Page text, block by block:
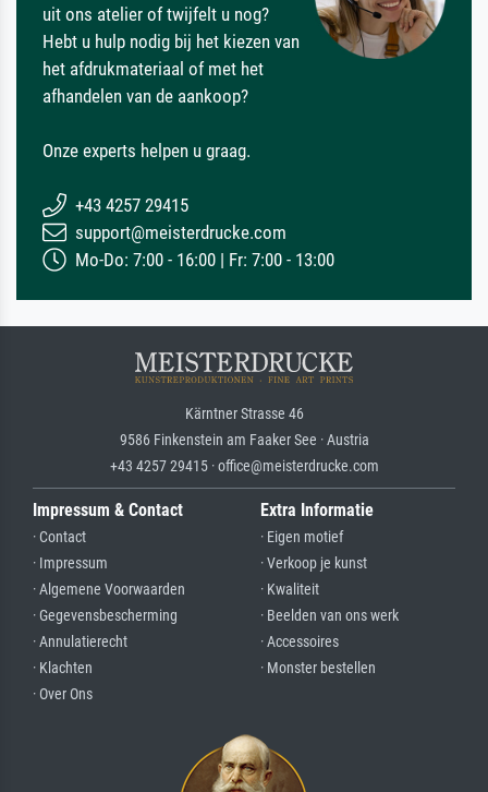
uit ons atelier of twijfelt u nog?
Hebt u hulp nodig bij het kiezen van
het afdrukmateriaal of met het
afhandelen van de aankoop?
Onze experts helpen u graag.
+43 4257 29415
support@meisterdrucke.com
Mo-Do: 7:00 - 16:00 | Fr: 7:00 - 13:00
Kärntner Strasse 46
9586 Finkenstein am Faaker See · Austria
+43 4257 29415 · office@meisterdrucke.com
Impressum & Contact
· Contact
· Impressum
· Algemene Voorwaarden
· Gegevensbescherming
· Annulatierecht
· Klachten
· Over Ons
Extra Informatie
· Eigen motief
· Verkoop je kunst
· Kwaliteit
· Beelden van ons werk
· Accessoires
· Monster bestellen